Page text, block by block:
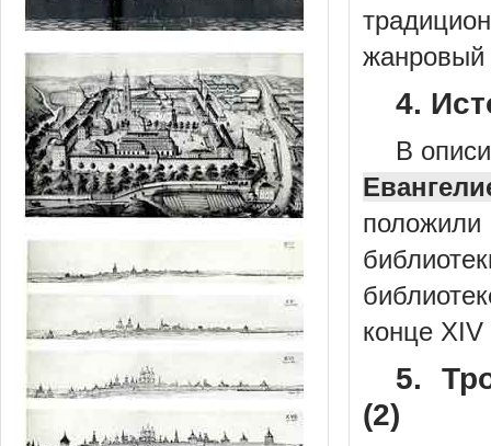
жанровый
4.
В
конце
5.
(2)